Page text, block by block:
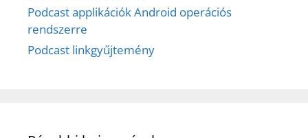
Podcast applikációk Android operációs
rendszerre
Podcast linkgyűjtemény